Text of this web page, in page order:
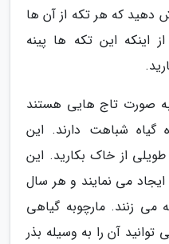
دهید که هر تکه از آن ها
اینکه این تکه ها پینه
صورت تاج هایی هستند
شباهت دارند. این
طویلی از خاک بکارید. این
می نمایند و هر سال
می زنند. مارچوبه گیاهی
آن را به وسیله بذر